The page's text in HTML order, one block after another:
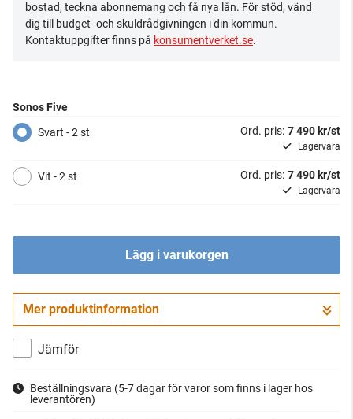
bostad, teckna abonnemang och få nya lån. För stöd, vänd
dig till budget- och skuldrådgivningen i din kommun.
Kontaktuppgifter finns på konsumentverket.se.
Sonos Five
Svart - 2 st
Lagervara
Ord. pris: 7 490 kr/st
Vit - 2 st
Lagervara
Ord. pris: 7 490 kr/st
Lägg i varukorgen
Mer produktinformation
Jämför
Beställningsvara (5-7 dagar för varor som finns i lager hos
leverantören)